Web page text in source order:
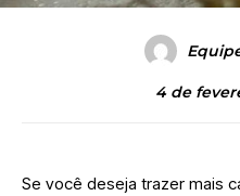
4 de
Se você deseja trazer mais